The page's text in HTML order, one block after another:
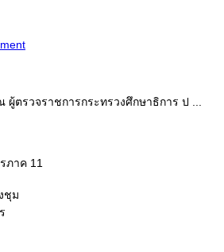
รวจราชการกระทรวงศึกษาธิการ ป ...
ภาค 11
ชุม